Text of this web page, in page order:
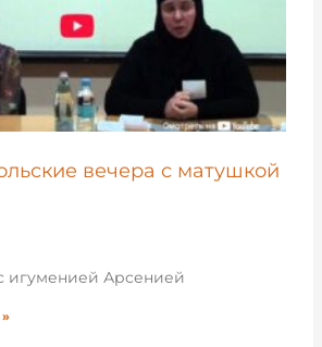
вечера с матушкой
игуменией Арсенией